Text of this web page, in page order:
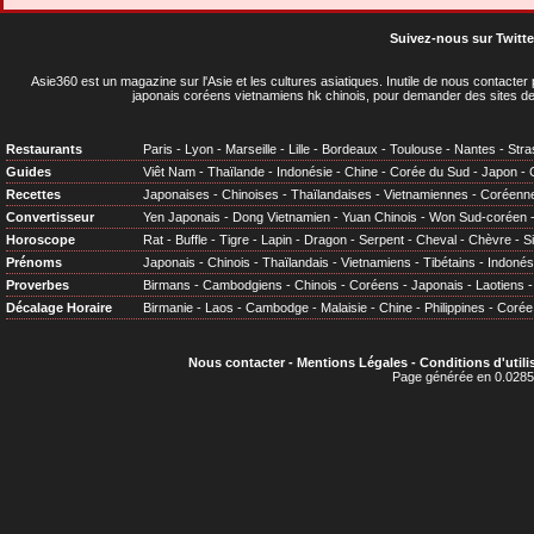
Suivez-nous sur
Asie360 est un magazine sur l'Asie et les cultures asiatiques . Inutile de nous
japonais coréens vietnamiens hk chinois, pour demander des sites
Restaurants Paris - Lyon - Marseille - Lille - Bordeaux - Toulouse - Nantes -
Guides
Viêt Nam - Thaïlande - Indonésie - Chine - Corée du Sud - Japon -
Recettes
Japonaises - Chinoises - Thaïlandaises - Vietnamiennes -
Convertisseur
Yen Japonais - Dong Vietnamien - Yuan Chinois - Won Sud-coréen
Horoscope
Rat - Buffle - Tigre - Lapin - Dragon - Serpent - Cheval - Chèvre -
Prénoms
Japonais - Chinois - Thaïlandais - Vietnamiens - Tibétains -
Proverbes
Birmans - Cambodgiens - Chinois - Coréens - Japonais - Laotiens
Décalage Horaire
Birmanie - Laos - Cambodge - Malaisie - Chine - Philippines - Corée
Nous contacter- Mentions Légales- Conditions
Page générée en